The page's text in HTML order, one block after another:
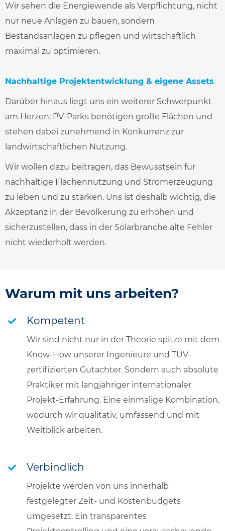
Wir sehen die Energiewende als Verpflichtung, nicht
nur neue Anlagen zu bauen, sondern
Bestandsanlagen zu pflegen und wirtschaftlich
maximal zu optimieren.
Nachhaltige Projektentwicklung & eigene Assets
Darüber hinaus liegt uns ein weiterer Schwerpunkt
am Herzen: PV-Parks benötigen große Flächen und
stehen dabei zunehmend in Konkurrenz zur
landwirtschaftlichen Nutzung.
Wir wollen dazu beitragen, das Bewusstsein für
nachhaltige Flächennutzung und Stromerzeugung
zu leben und zu stärken. Uns ist deshalb wichtig, die
Akzeptanz in der Bevölkerung zu erhöhen und
sicherzustellen, dass in der Solarbranche alte Fehler
nicht wiederholt werden.
Warum mit uns arbeiten?
Kompetent
Wir sind nicht nur in der Theorie spitze mit dem
Know-How unserer Ingenieure und TÜV-
zertifizierten Gutachter. Sondern auch absolute
Praktiker mit langjähriger internationaler
Projekt-Erfahrung. Eine einmalige Kombination,
wodurch wir qualitativ, umfassend und mit
Weitblick arbeiten.
Verbindlich
Projekte werden von uns innerhalb
festgelegter Zeit- und Kostenbudgets
umgesetzt. Ein transparentes